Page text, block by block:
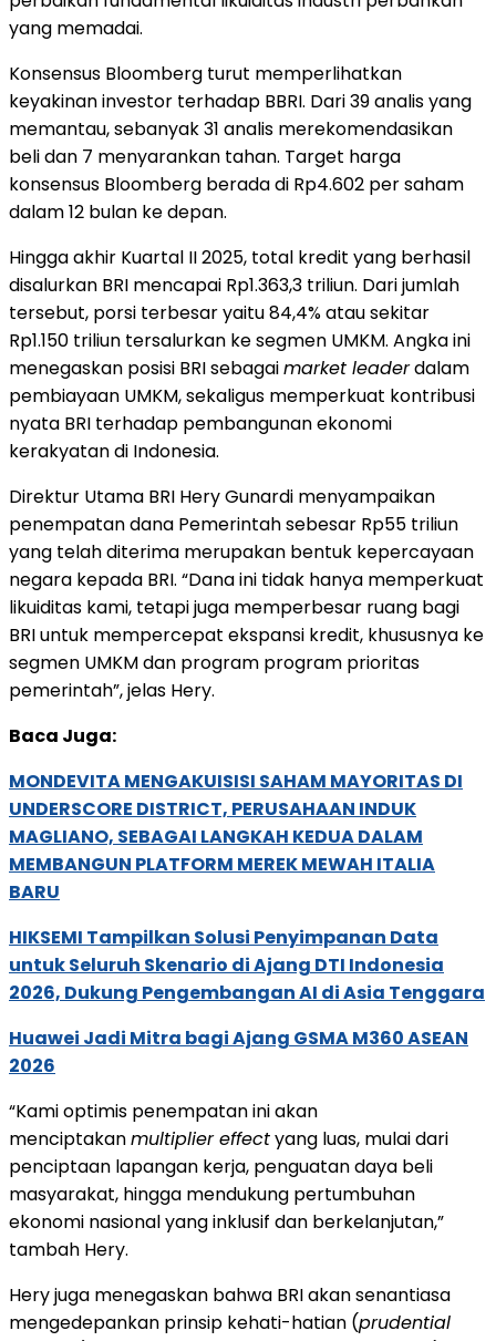
yang memadai.
Konsensus Bloomberg turut memperlihatkan
keyakinan investor terhadap BBRI. Dari 39 analis yang
memantau, sebanyak 31 analis merekomendasikan
beli dan 7 menyarankan tahan. Target harga
konsensus Bloomberg berada di Rp4.602 per saham
dalam 12 bulan ke depan.
Hingga akhir Kuartal II 2025, total kredit yang berhasil
disalurkan BRI mencapai Rp1.363,3 triliun. Dari jumlah
tersebut, porsi terbesar yaitu 84,4% atau sekitar
Rp1.150 triliun tersalurkan ke segmen UMKM. Angka ini
menegaskan posisi BRI sebagaimarket leaderdalam
pembiayaan UMKM, sekaligus memperkuat kontribusi
nyata BRI terhadap pembangunan ekonomi
kerakyatan di Indonesia.
Direktur Utama BRI Hery Gunardi menyampaikan
penempatan dana Pemerintah sebesar Rp55 triliun
yang telah diterima merupakan bentuk kepercayaan
negara kepada BRI. “Dana ini tidak hanya memperkuat
likuiditas kami, tetapi juga memperbesar ruang bagi
BRI untuk mempercepat ekspansi kredit, khususnya ke
segmen UMKM dan program program prioritas
pemerintah”, jelas Hery.
Baca Juga:
MONDEVITA MENGAKUISISI SAHAM MAYORITAS DI
UNDERSCORE DISTRICT, PERUSAHAAN INDUK
MAGLIANO, SEBAGAI LANGKAH KEDUA DALAM
MEMBANGUN PLATFORM MEREK MEWAH ITALIA
BARU
HIKSEMI Tampilkan Solusi Penyimpanan Data
untuk Seluruh Skenario di Ajang DTI Indonesia
2026, Dukung Pengembangan AI di Asia Tenggara
Huawei Jadi Mitra bagi Ajang GSMA M360 ASEAN
2026
“Kami optimis penempatan ini akan
menciptakanmultiplier effectyang luas, mulai dari
penciptaan lapangan kerja, penguatan daya beli
masyarakat, hingga mendukung pertumbuhan
ekonomi nasional yang inklusif dan berkelanjutan,”
tambah Hery.
Hery juga menegaskan bahwa BRI akan senantiasa
mengedepankan prinsip kehati-hatian (prudential